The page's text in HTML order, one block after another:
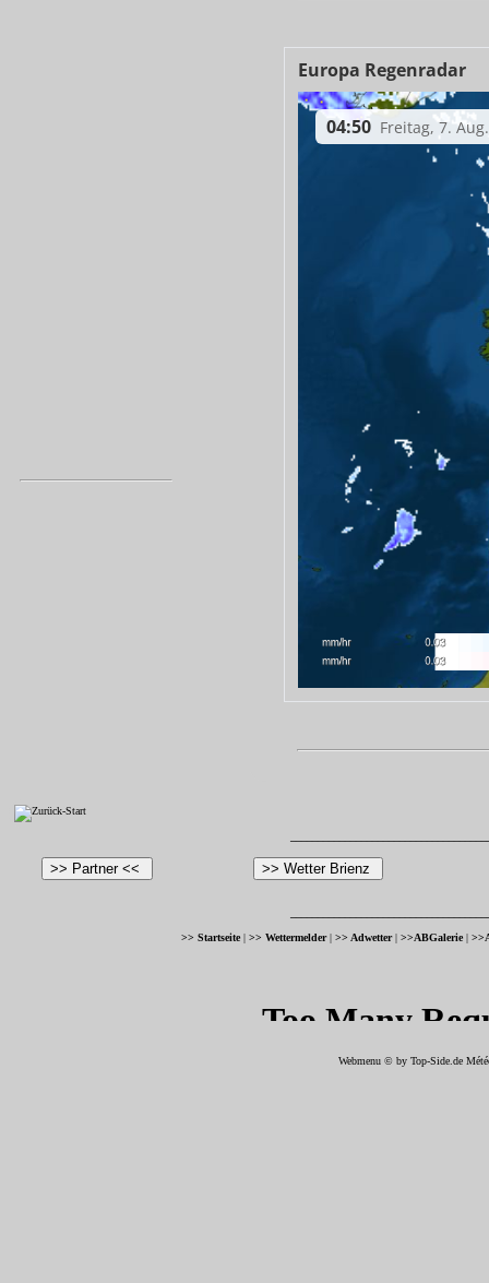
>> Startseite | >> Wettermelder| >> Adwetter| >>ABGalerie |
Webmenu © by Top-Side.de